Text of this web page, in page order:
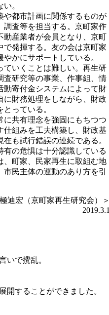
。
都市計画に関係するものが
調査等を担当する。京町家作
動産業者が会員となり、京町
発揮する。友の会は京町家
かにサポートしている。
いくことは難しい。再生研
査研究等の事業、作事組、情
動寄付金システムによって財
財務処理をしながら、財政
っている。
共有理念を強固にもちつつ
組みを工夫構築し、財政基
も試行錯誤の連続である。
の危惧は十分認識している
、町家、民家再生に取組む地
民主体の運動のあり方を引
迪宏（京町家再生研究会）＞
2019.3.1
いで攪乱。
開することができました。